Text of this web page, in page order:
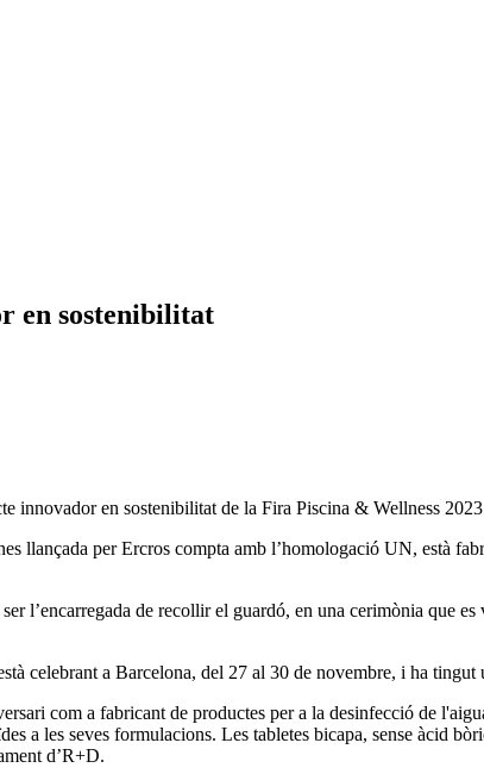
en sostenibilitat
innovador en sostenibilitat de la Fira Piscina & Wellness
llançada per Ercros compta amb l’homologació UN, està
l’encarregada de recollir el guardó, en una cerimònia que
celebrant a Barcelona, del 27 al 30 de novembre, i ha
com a fabricant de productes per a la desinfecció de
a les seves formulacions. Les tabletes bicapa, sense àcid
d’R+D.